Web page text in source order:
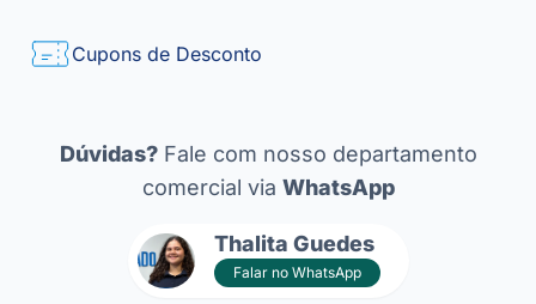
Cupons de Desconto
Dúvidas?Fale com nosso departamento
comercial via WhatsApp
Thalita Guedes
Falar no WhatsApp